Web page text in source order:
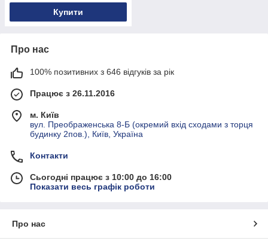
Купити
Про нас
100% позитивних з 646 відгуків за рік
Працює з 26.11.2016
м. Київ
вул. Преображенська 8-Б (окремий вхід сходами з торця
будинку 2пов.), Київ, Україна
Контакти
Сьогодні працює з 10:00 до 16:00
Показати весь графік роботи
Про нас